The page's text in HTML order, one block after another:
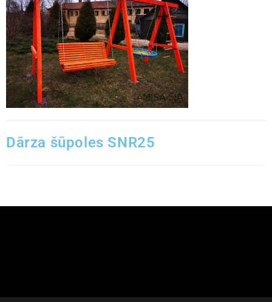
Dārza šūpoles SNR25